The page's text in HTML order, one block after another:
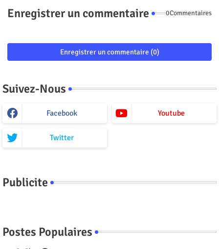
Enregistrer un commentaire 0Commentaires
Enregistrer un commentaire (0)
Suivez-Nous
Facebook Youtube
Twitter
Publicite
Postes Populaires